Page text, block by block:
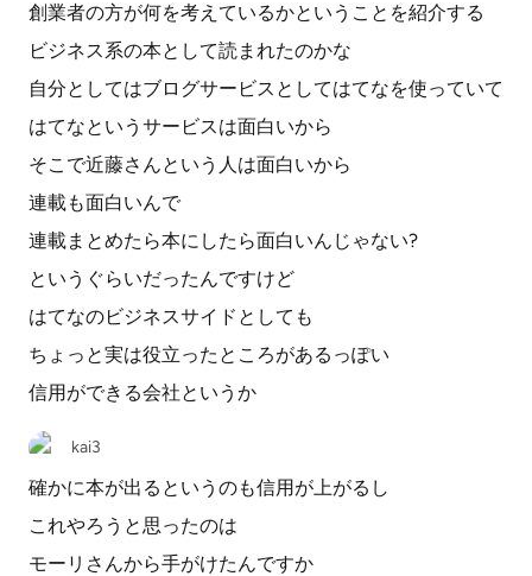
創業者の方が何を考えているかということを紹介する
ビジネス系の本として読まれたのかな
自分としてはブログサービスとしてはてなを使っていて
はてなというサービスは面白いから
そこで近藤さんという人は面白いから
連載も面白いんで
連載まとめたら本にしたら面白いんじゃない?
というぐらいだったんですけど
はてなのビジネスサイドとしても
ちょっと実は役立ったところがあるっぽい
信用ができる会社というか
kai3
確かに本が出るというのも信用が上がるし
これやろうと思ったのは
モーリさんから手がけたんですか